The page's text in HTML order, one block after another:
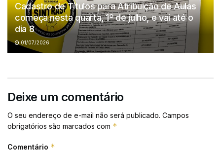
Cadastro de Títulos para Atribuição de Aulas
começa nesta quarta, 1º de julho, e vai até o
dia 8
01/07/2026
Deixe um comentário
O seu endereço de e-mail não será publicado. Campos
obrigatórios são marcados com *
Comentário *